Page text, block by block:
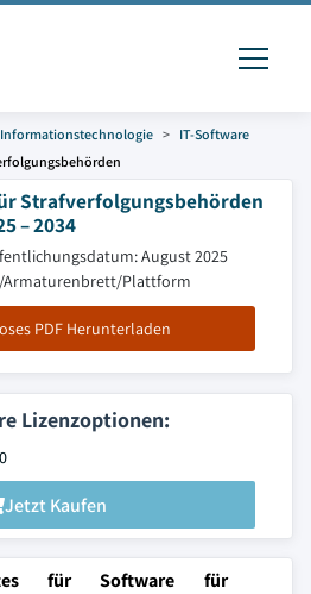
Informationstechnologie
IT-Software
Strafverfolgungsbehörden
– 2034
August 2025
Armaturenbrett/Plattform
PDF Herunterladen
Lizenzoptionen:
Jetzt Kaufen
für Software für